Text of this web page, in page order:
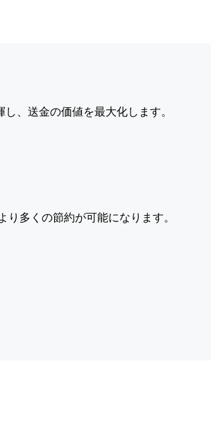
、送金の価値を最大化します。
多くの節約が可能になります。